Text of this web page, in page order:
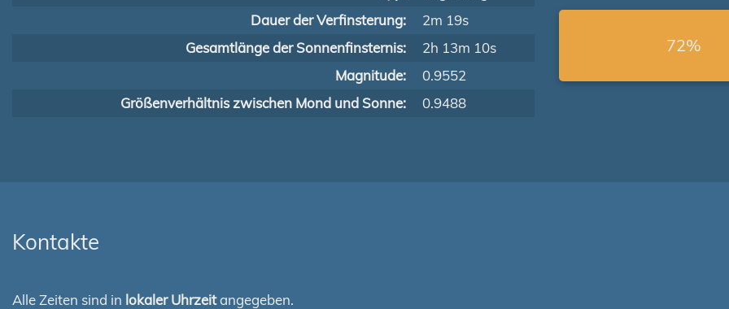
Dauer der Verfinsterung:
2m 19s
Gesamtlänge der Sonnenfinsternis:
2h 13m 10s
Magnitude:
0.9552
Größenverhältnis zwischen Mond und Sonne:
0.9488
72%
Kontakte
Alle Zeiten sind in lokaler Uhrzeitangegeben.